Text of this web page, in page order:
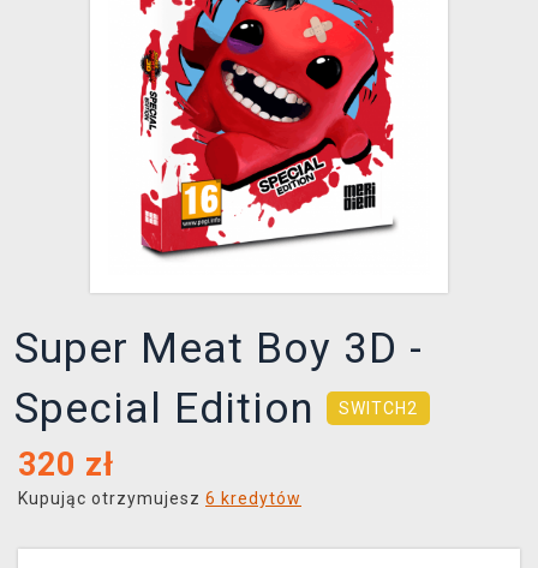
XZONE KLUB
Super Meat Boy 3D -
Special Edition
SWITCH2
320 zł
Kupując otrzymujesz 6 kredytów